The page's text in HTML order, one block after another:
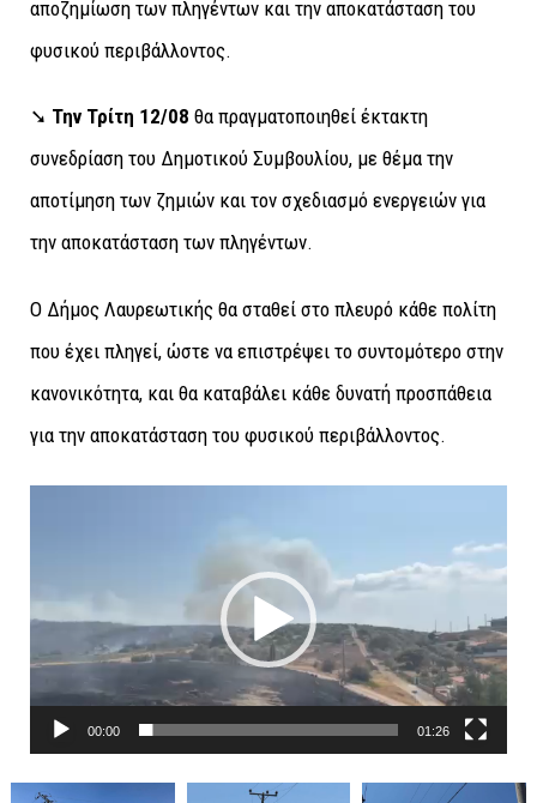
αποζημίωση των πληγέντων και την αποκατάσταση του
φυσικού περιβάλλοντος.
➘ Την Τρίτη 12/08 θα πραγματοποιηθεί έκτακτη
συνεδρίαση του Δημοτικού Συμβουλίου, με θέμα την
αποτίμηση των ζημιών και τον σχεδιασμό ενεργειών για
την αποκατάσταση των πληγέντων.
Ο Δήμος Λαυρεωτικής θα σταθεί στο πλευρό κάθε πολίτη
που έχει πληγεί, ώστε να επιστρέψει το συντομότερο στην
κανονικότητα, και θα καταβάλει κάθε δυνατή προσπάθεια
για την αποκατάσταση του φυσικού περιβάλλοντος.
00:00 01:26